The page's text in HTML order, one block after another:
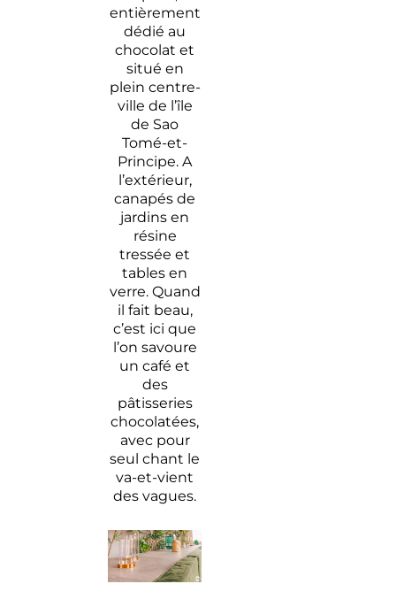
entièrement
dédié au
chocolat et
situé en
plein centre-
ville de l’île
de Sao
Tomé-et-
Principe. A
l’extérieur,
canapés de
jardins en
résine
tressée et
tables en
verre. Quand
il fait beau,
c’est ici que
l’on savoure
un café et
des
pâtisseries
chocolatées,
avec pour
seul chant le
va-et-vient
des vagues.